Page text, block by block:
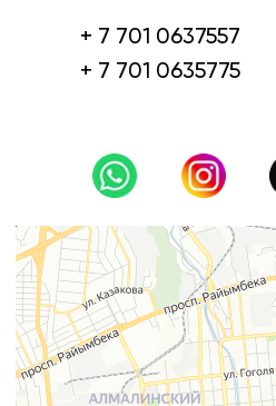
+ 7 701 0637557
+ 7 701 0635775